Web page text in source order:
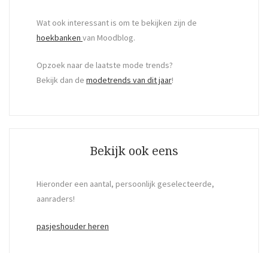
Wat ook interessant is om te bekijken zijn de
hoekbanken van Moodblog.
Opzoek naar de laatste mode trends?
Bekijk dan de modetrends van dit jaar!
Bekijk ook eens
Hieronder een aantal, persoonlijk geselecteerde,
aanraders!
pasjeshouder heren